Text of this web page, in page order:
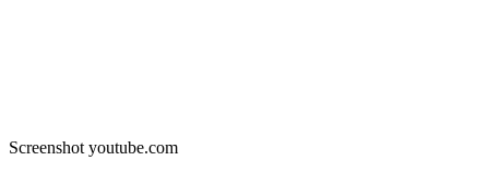
Screenshot youtube.com